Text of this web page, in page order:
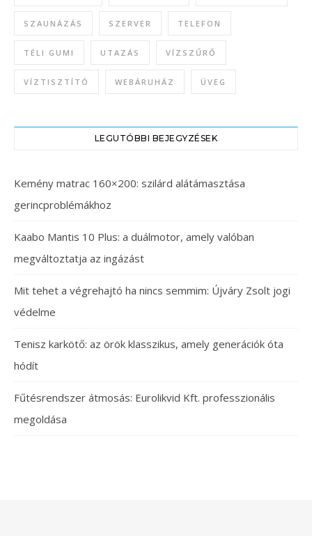
SZAUNÁZÁS SZERVER TELEFON
TÉLI GUMI UTAZÁS VÍZSZŰRŐ
VÍZTISZTÍTÓ WEBÁRUHÁZ ÜVEG
LEGUTÓBBI BEJEGYZÉSEK
Kemény matrac 160×200: szilárd alátámasztása
gerincproblémákhoz
Kaabo Mantis 10 Plus: a duálmotor, amely valóban
megváltoztatja az ingázást
Mit tehet a végrehajtó ha nincs semmim: Újváry Zsolt jogi
védelme
Tenisz karkötő: az örök klasszikus, amely generációk óta
hódít
Fűtésrendszer átmosás: Eurolikvid Kft. professzionális
megoldása